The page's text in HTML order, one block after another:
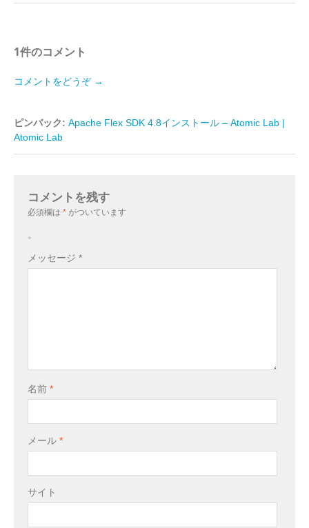
1件のコメント
コメントをどうぞ →
ピンバック: Apache Flex SDK 4.8インストール – Atomic Lab |
Atomic Lab
コメントを残す
必須欄は * がついています
。
メッセージ *
名前 *
メール *
サイト